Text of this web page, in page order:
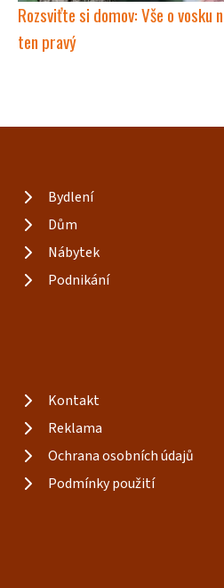
Rozsviťte si domov: Vše o vosku
ten pravý
Bydlení
Dům
Nábytek
Podnikání
Kontakt
Reklama
Ochrana osobních údajů
Podmínky použití